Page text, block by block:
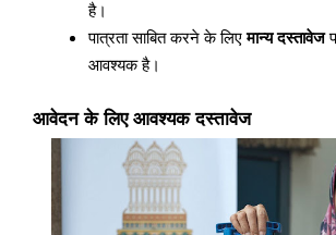
है।
पात्रता साबित करने के लिएमान्य दस्तावेज
आवश्यक है।
आवेदन के लिए आवश्यक दस्तावेज